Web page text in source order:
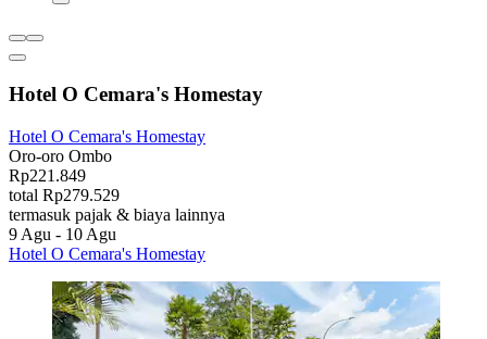
Hotel O Cemara's Homestay
Hotel O Cemara's Homestay
Oro-oro Ombo
Rp221.849
total Rp279.529
termasuk pajak & biaya lainnya
9 Agu - 10 Agu
Hotel O Cemara's Homestay